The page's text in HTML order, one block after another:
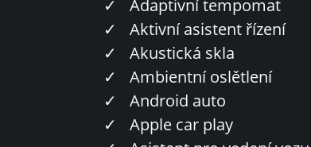
✓
Adaptivní tempomat
✓
Aktivní asistent řízení
✓
Akustická skla
✓
Ambientní oslětlení
✓
Android auto
✓
Apple car play